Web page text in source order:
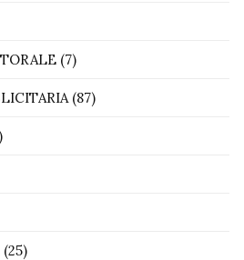
(7)
(87)
(25)